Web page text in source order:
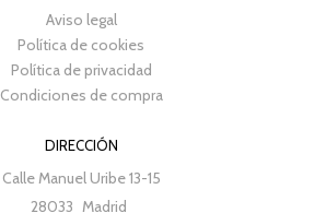
Aviso legal
Política de cookies
Política de privacidad
Condiciones de compra
DIRECCIÓN
Calle Manuel Uribe 13-15
28033 Madrid